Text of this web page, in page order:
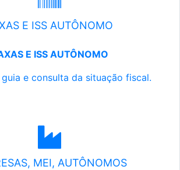
E ISS AUTÔNOMO
E ISS AUTÔNOMO
guia e consulta da situação fiscal.
MEI, AUTÔNOMOS